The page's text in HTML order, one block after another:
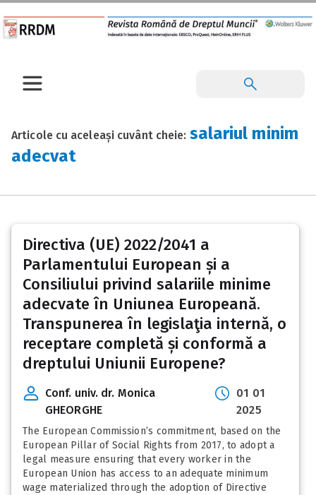
Articole cu aceleași cuvânt cheie: salariul minim
adecvat
Directiva (UE) 2022/2041 a
Parlamentului European și a
Consiliului privind salariile minime
adecvate în Uniunea Europeană.
Transpunerea în legislaţia internă, o
receptare completă și conformă a
dreptului Uniunii Europene?
Conf. univ. dr. Monica
GHEORGHE
01 01
2025
The European Commission’s commitment, based on the
European Pillar of Social Rights from 2017, to adopt a
legal measure ensuring that every worker in the
European Union has access to an adequate minimum
wage materialized through the adoption of Directive